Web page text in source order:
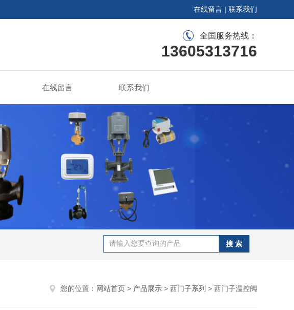
在线留言 | 联系我们
全国服务热线：
13605313716
在线留言 联系我们
您的位置： 网站首页 > 产品展示 > 西门子系列 > 西门子温控阀